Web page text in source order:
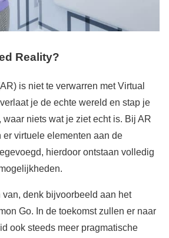
Reality?
is niet te verwarren met Virtual
je de echte wereld en stap je
niets wat je ziet echt is. Bij AR
virtuele elementen aan de
hierdoor ontstaan volledig
denk bijvoorbeeld aan het
Go. In de toekomst zullen er naar
ook steeds meer pragmatische